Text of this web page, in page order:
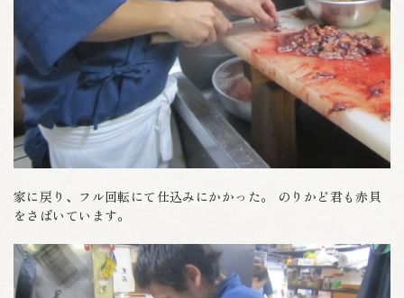
家に戻り、フル回転にて仕込みにかかった。 のりかど君も赤貝
をさばいています。